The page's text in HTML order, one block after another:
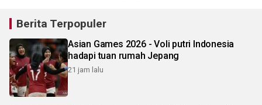
Berita Terpopuler
Asian Games 2026 - Voli putri Indonesia
hadapi tuan rumah Jepang
21 jam lalu